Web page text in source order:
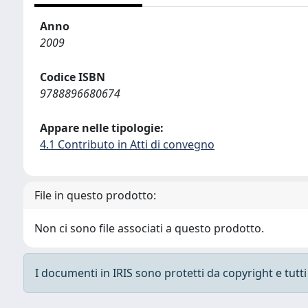
Anno
2009
Codice ISBN
9788896680674
Appare nelle tipologie:
4.1 Contributo in Atti di convegno
File in questo prodotto:
Non ci sono file associati a questo prodotto.
I documenti in IRIS sono protetti da copyright e